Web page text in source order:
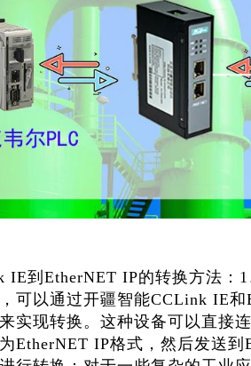
IE到EtherNET IP的转换方法：
可以通过开疆智能CCLink IE
实现转换。这种设备可以直接
EtherNET IP格式，然后发送